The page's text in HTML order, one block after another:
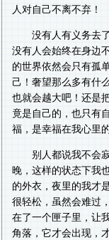
人对自己不离不弃！
没有人有义务去
没有人会始终在身边
的世界依然会只有孤
己！奢望那么多有什
也就会越大吧！还是
竟是自己的，也只有
福，是幸福在我心里
别人都说我不会
晚，这样的状态下我
的外衣，夜里的我才
很轻松，虽然会难过
在了一个匣子里，让
角落，它才会出现，